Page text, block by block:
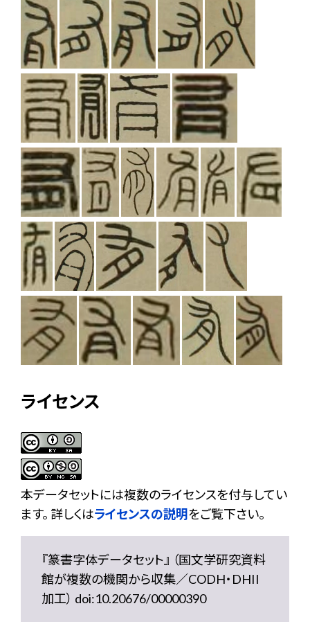
ライセンス
本データセットには複数のライセンスを付与してい
ます。 詳しくはライセンスの説明をご覧下さい。
『篆書字体データセット』 （国文学研究資料
館が複数の機関から収集／CODH・DHII
加工） doi:10.20676/00000390